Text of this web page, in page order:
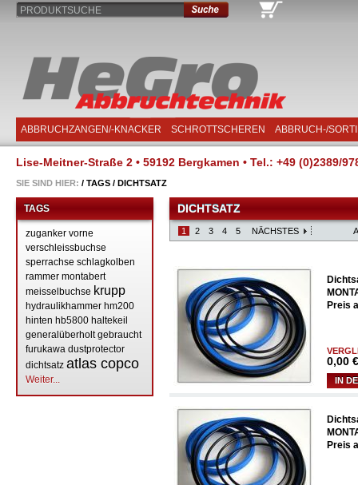
ABBRUCHZANGEN/-KNACKER SCHROTTSCHEREN ABBRUCH-/
PRODUKTSUCHE
Lise-Meitner-Straße 2 • 59192 Bergkamen • Tel.: +49 (0)2389/
SIE SIND HIER: / TAGS / DICHTSATZ
TAGS
zuganker vorne
verschleissbuchse
sperrachse schlagkolben
rammer montabert
meisselbuchse krupp
hydraulikhammer hm200
hinten hb5800 haltekeil
generalüberholt gebraucht
furukawa dustprotector
dichtsatz atlas copco
Weiter...
DICHTSATZ
1 2 3 4 5 NÄCHSTES
Preis
0,00
IN
Preis